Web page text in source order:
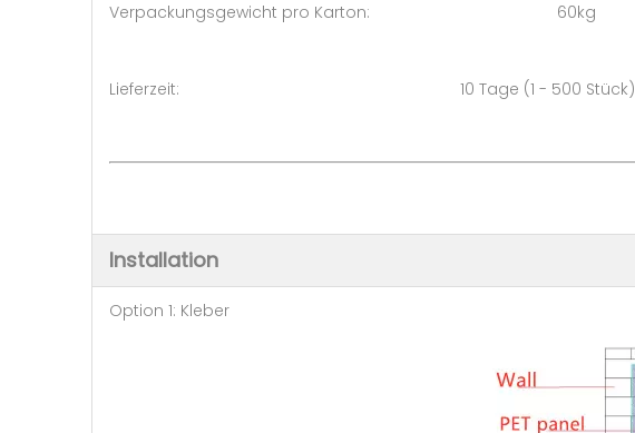
Verpackungsgewicht pro Karton: 60kg
Lieferzeit: 10 Tage (1 - 500 Stück)
Installation
Option 1: Kleber